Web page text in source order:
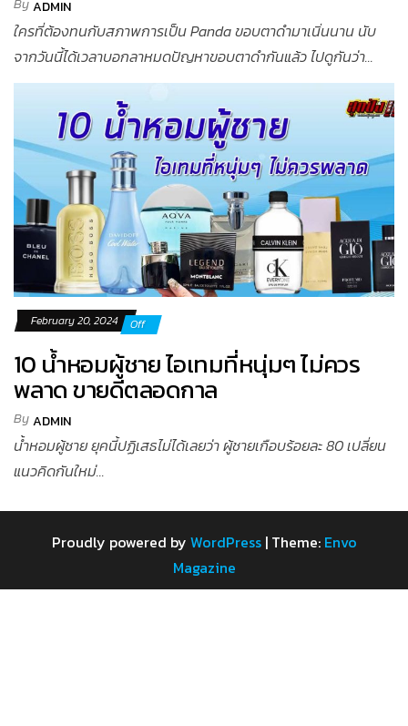
ADMIN
ใครที่ต้องทนกับสภาพการเป็น Panda ขอบตาดำมาเนิ่นนาน นับ
จากวันนี้ได้เวลาบอกลาหมดปัญหาขอบตาดำกันแล้ว ไปดูกันว่า...
February 20, 2024 Off
10 น้ำหอมผู้ชาย ไอเทมที่หนุ่มๆ ไม่ควร
พลาด ขายดีตลอดกาล
ByADMIN
น้ำหอมผู้ชาย ยุคนี้ปฏิเสธไม่ได้เลยว่า ผู้ชายเกือบร้อยละ 80 เปลี่ยน
แนวคิดกันใหม่...
Proudly powered by WordPress | Theme: Envo
Magazine